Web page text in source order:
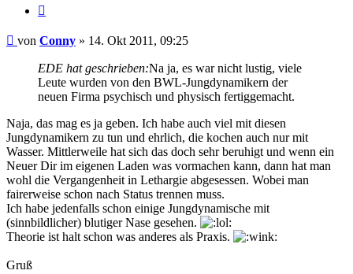
Beitrag
von Conny » 14. Okt 2011, 09:25
EDE hat geschrieben:Na ja, es war nicht lustig, viele
Leute wurden von den BWL-Jungdynamikern der
neuen Firma psychisch und physisch fertiggemacht.
Naja, das mag es ja geben. Ich habe auch viel mit diesen
Jungdynamikern zu tun und ehrlich, die kochen auch nur mit
Wasser. Mittlerweile hat sich das doch sehr beruhigt und wenn ein
Neuer Dir im eigenen Laden was vormachen kann, dann hat man
wohl die Vergangenheit in Lethargie abgesessen. Wobei man
fairerweise schon nach Status trennen muss.
Ich habe jedenfalls schon einige Jungdynamische mit
(sinnbildlicher) blutiger Nase gesehen.
Theorie ist halt schon was anderes als Praxis.
Gruß